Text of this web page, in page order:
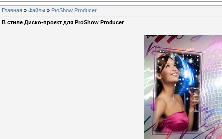
Главная » Файлы » ProShow Producer
В стиле Диско-проект для ProShow Producer